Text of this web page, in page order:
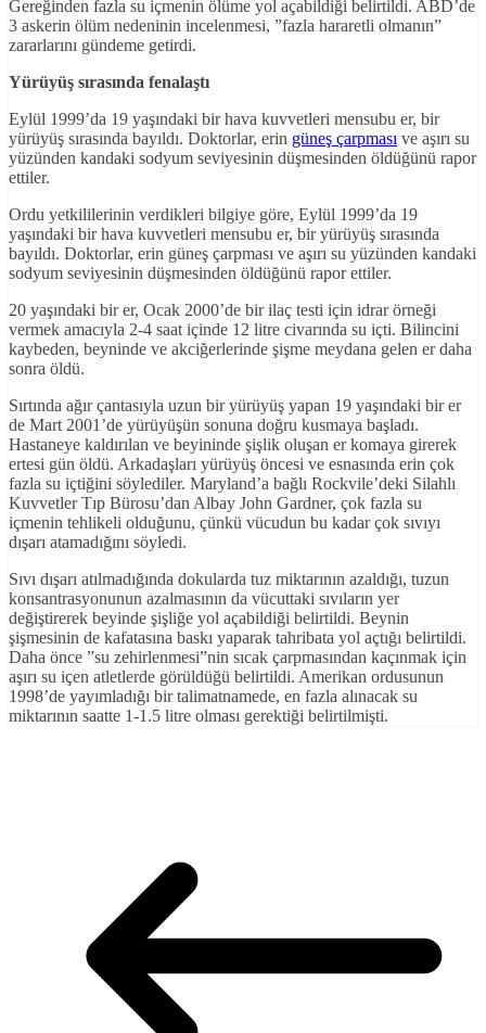
Gereğinden fazla su içmenin ölüme yol açabildiği belirtildi. ABD’de
3 askerin ölüm nedeninin incelenmesi, ”fazla hararetli olmanın”
zararlarını gündeme getirdi.
Yürüyüş sırasında fenalaştı
Eylül 1999’da 19 yaşındaki bir hava kuvvetleri mensubu er, bir
yürüyüş sırasında bayıldı. Doktorlar, erin güneş çarpması ve aşırı su
yüzünden kandaki sodyum seviyesinin düşmesinden öldüğünü rapor
ettiler.
Ordu yetkililerinin verdikleri bilgiye göre, Eylül 1999’da 19
yaşındaki bir hava kuvvetleri mensubu er, bir yürüyüş sırasında
bayıldı. Doktorlar, erin güneş çarpması ve aşırı su yüzünden kandaki
sodyum seviyesinin düşmesinden öldüğünü rapor ettiler.
20 yaşındaki bir er, Ocak 2000’de bir ilaç testi için idrar örneği
vermek amacıyla 2-4 saat içinde 12 litre civarında su içti. Bilincini
kaybeden, beyninde ve akciğerlerinde şişme meydana gelen er daha
sonra öldü.
Sırtında ağır çantasıyla uzun bir yürüyüş yapan 19 yaşındaki bir er
de Mart 2001’de yürüyüşün sonuna doğru kusmaya başladı.
Hastaneye kaldırılan ve beyininde şişlik oluşan er komaya girerek
ertesi gün öldü. Arkadaşları yürüyüş öncesi ve esnasında erin çok
fazla su içtiğini söylediler. Maryland’a bağlı Rockvile’deki Silahlı
Kuvvetler Tıp Bürosu’dan Albay John Gardner, çok fazla su
içmenin tehlikeli olduğunu, çünkü vücudun bu kadar çok sıvıyı
dışarı atamadığını söyledi.
Sıvı dışarı atılmadığında dokularda tuz miktarının azaldığı, tuzun
konsantrasyonunun azalmasının da vücuttaki sıvıların yer
değiştirerek beyinde şişliğe yol açabildiği belirtildi. Beynin
şişmesinin de kafatasına baskı yaparak tahribata yol açtığı belirtildi.
Daha önce ”su zehirlenmesi”nin sıcak çarpmasından kaçınmak için
aşırı su içen atletlerde görüldüğü belirtildi. Amerikan ordusunun
1998’de yayımladığı bir talimatnamede, en fazla alınacak su
miktarının saatte 1-1.5 litre olması gerektiği belirtilmişti.